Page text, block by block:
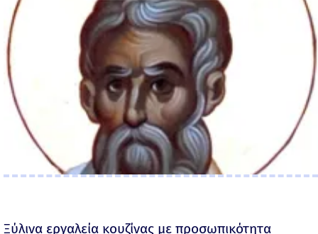
Ξύλινα εργαλεία κουζίνας με προσωπικότητα